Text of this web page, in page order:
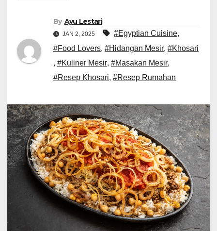
By Ayu Lestari
JAN 2, 2025 #Egyptian Cuisine,
#Food Lovers, #Hidangan Mesir, #Khosari
, #Kuliner Mesir, #Masakan Mesir,
#Resep Khosari, #Resep Rumahan